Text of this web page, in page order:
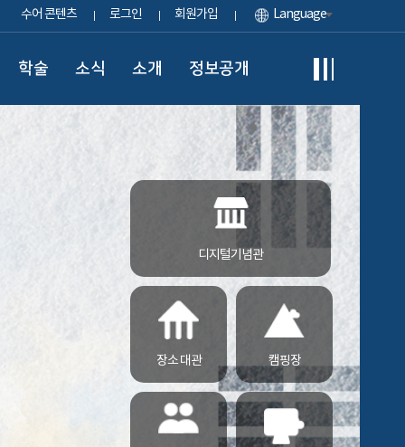
수어 콘텐츠 로그인 회원가입 Language
학술 소식 소개 정보공개
디지털기념관
장소 대관 캠핑장